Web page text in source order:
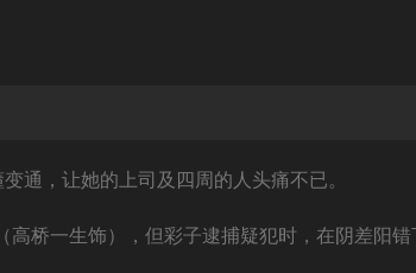
通，让她的上司及四周的人头痛不已。
桥一生饰），但彩子逮捕疑犯时，在阴差阳错